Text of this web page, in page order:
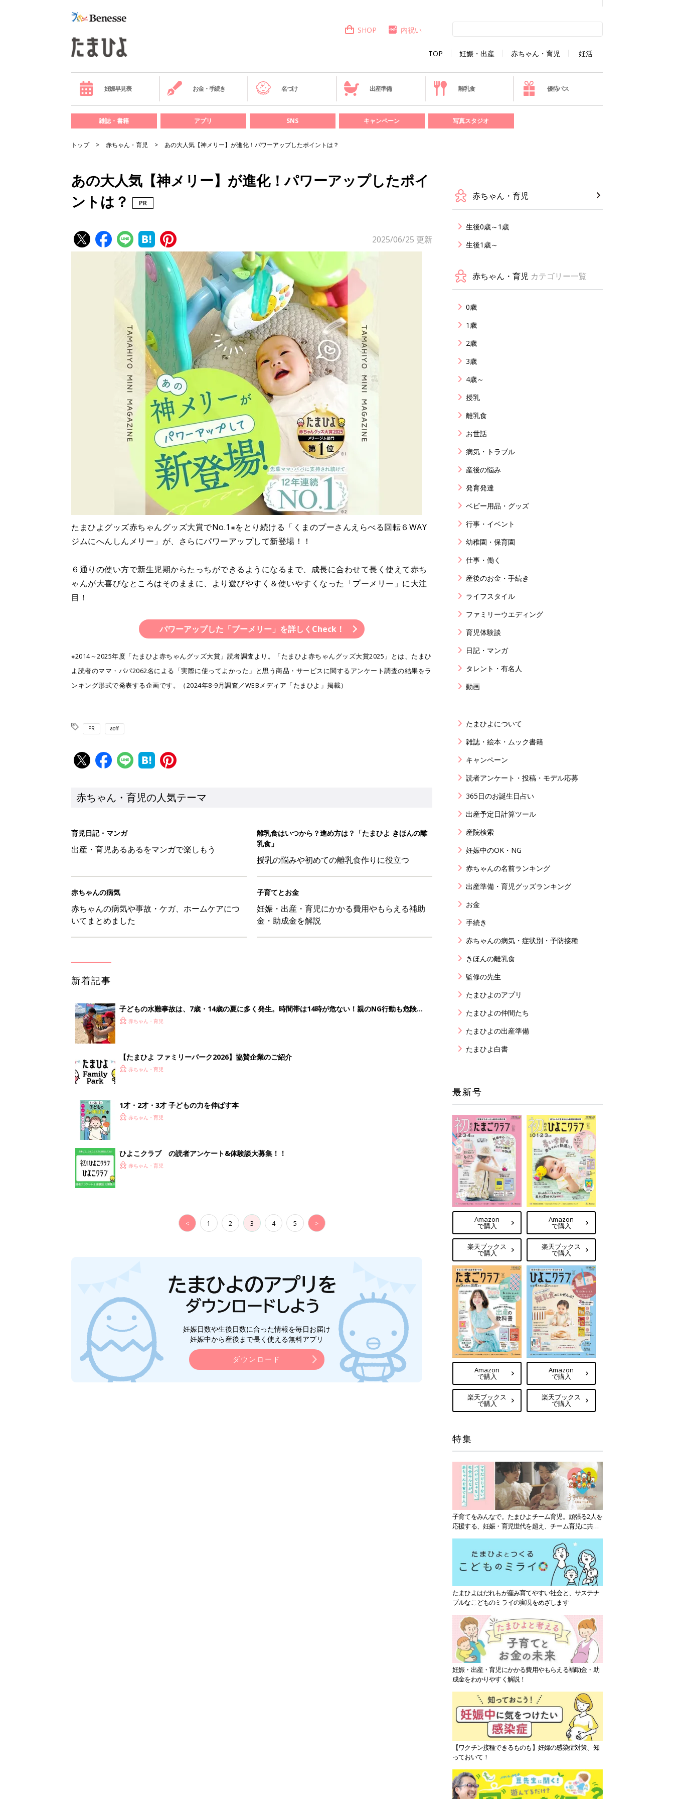
TOP 妊娠・出産 赤ちゃん・育児 妊活
SHOP 内祝い
妊娠早見表 お金・手続き 名づけ 出産準備 離乳食 優待パス
雑誌・書籍 アプリ SNS キャンペーン 写真スタジオ
トップ 赤ちゃん・育児 あの大人気【神メリー】が進化！パワーアップしたポイントは？
あの大人気【神メリー】が進化！パワーアップしたポイ
ントは？
2025/06/25 更新
たまひよグッズ赤ちゃんグッズ大賞でNo.1※をとり続ける「くまのプーさんえらべる回転６WAY
ジムにへんしんメリー」が、さらにパワーアップして新登場！！
６通りの使い方で新生児期からたっちができるようになるまで、成長に合わせて長く使えて赤ち
ゃんが大喜びなところはそのままに、より遊びやすく＆使いやすくなった「プーメリー」に大注
目！
パワーアップした「プーメリー」を詳しくCheck！
※2014～2025年度「たまひよ赤ちゃんグッズ大賞」読者調査より。「たまひよ赤ちゃんグッズ大賞2025」とは、たまひ
よ読者のママ・パパ2062名による「実際に使ってよかった」と思う商品・サービスに関するアンケート調査の結果をラ
ンキング形式で発表する企画です。（2024年8-9月調査／WEBメディア「たまひよ」掲載）
PR aoff
赤ちゃん・育児の人気テーマ
育児日記・マンガ
出産・育児あるあるをマンガで楽しもう
離乳食はいつから？進め方は？「たまひよ きほんの離
乳食」
授乳の悩みや初めての離乳食作りに役立つ
赤ちゃんの病気
赤ちゃんの病気や事故・ケガ、ホームケアにつ
いてまとめました
子育てとお金
妊娠・出産・育児にかかる費用やもらえる補助
金・助成金を解説
新着記事
子どもの水難事故は、7歳・14歳の夏に多く発生。時間帯は14時が危ない！親のNG行動も危険を
まねく【専門家】
赤ちゃん・育児
【たまひよ ファミリーパーク2026】協賛企業のご紹介
赤ちゃん・育児
1才・2才・3才 子どもの力を伸ばす本
赤ちゃん・育児
ひよこクラブ の読者アンケート&体験談大募集！！
赤ちゃん・育児
< 1 2 3 4 5 >
妊娠日数や生後日数に合った情報を毎日お届け
妊娠中から産後まで長く使える無料アプリ
ダウンロード
赤ちゃん・育児
生後0歳～1歳
生後1歳～
赤ちゃん・育児 カテゴリー一覧
0歳
1歳
2歳
3歳
4歳～
授乳
離乳食
お世話
病気・トラブル
産後の悩み
発育発達
ベビー用品・グッズ
行事・イベント
幼稚園・保育園
仕事・働く
産後のお金・手続き
ライフスタイル
ファミリーウエディング
育児体験談
日記・マンガ
タレント・有名人
動画
たまひよについて
雑誌・絵本・ムック書籍
キャンペーン
読者アンケート・投稿・モデル応募
365日のお誕生日占い
出産予定日計算ツール
産院検索
妊娠中のOK・NG
赤ちゃんの名前ランキング
出産準備・育児グッズランキング
お金
手続き
赤ちゃんの病気・症状別・予防接種
きほんの離乳食
監修の先生
たまひよのアプリ
たまひよの仲間たち
たまひよの出産準備
たまひよ白書
最新号
Amazon
で購入
楽天ブックス
で購入
Amazon
で購入
楽天ブックス
で購入
Amazon
で購入
楽天ブックス
で購入
Amazon
で購入
楽天ブックス
で購入
特集
子育てをみんなで。たまひよチーム育児。頑張る2人を
応援する、妊娠・育児世代を超え、チーム育児に共感
たまひよはだれもが産み育てやすい社会と、サステナ
ブルなこどものミライの実現をめざします
妊娠・出産・育児にかかる費用やもらえる補助金・助
成金をわかりやすく解説！
【ワクチン接種できるものも】妊婦の感染症対策、知
っておいて！